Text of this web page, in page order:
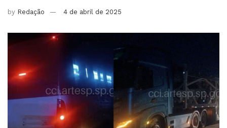
by Redação 4 de abril de 2025